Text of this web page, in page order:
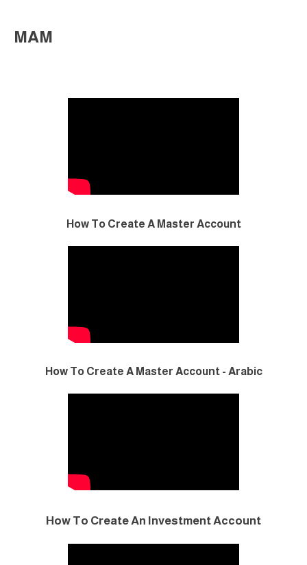
MAM
How To Create A Master Account
How To Create A Master Account - Arabic
How To Create An Investment Account